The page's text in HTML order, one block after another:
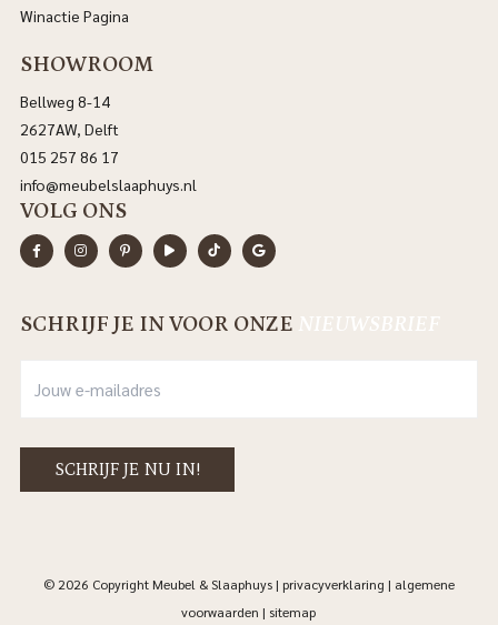
Winactie Pagina
SHOWROOM
Bellweg 8-14
2627AW, Delft
015 257 86 17
info@meubelslaaphuys.nl
VOLG ONS
SCHRIJF JE IN VOOR ONZE NIEUWSBRIEF
© 2026 Copyright Meubel & Slaaphuys | privacyverklaring | algemene
voorwaarden | sitemap